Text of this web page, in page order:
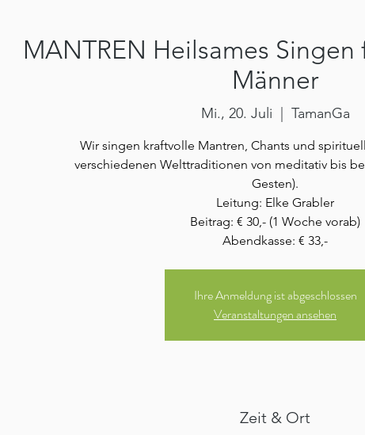
MANTREN Heilsames Singen
Männer
Mi., 20. Juli TamanGa
Wir singen kraftvolle Mantren, Chants und
verschiedenen Welttraditionen von meditativ bis
Gesten).
Leitung: Elke Grabler
Beitrag: € 30,- (1 Woche vorab)
Abendkasse: € 33,-
Ihre Anmeldung ist abgeschlossen
Veranstaltungen ansehen
Zeit & Ort